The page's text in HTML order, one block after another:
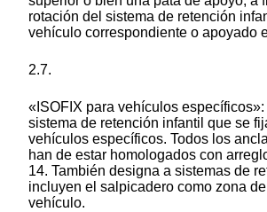
rotación del sistema de retención
vehículo correspondiente o apoyado
2.7.
«ISOFIX para vehículos
sistema de retención infantil que se
vehículos específicos. Todos los
han de estar homologados con
14. También designa a sistemas de
incluyen el salpicadero como zona
vehículo.